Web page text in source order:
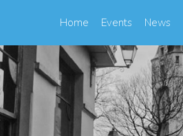
Home Events News